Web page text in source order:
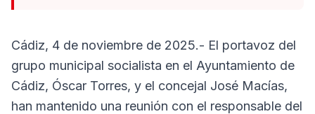
Cádiz, 4 de noviembre de 2025.- El portavoz del
grupo municipal socialista en el Ayuntamiento de
Cádiz, Óscar Torres, y el concejal José Macías,
han mantenido una reunión con el responsable del